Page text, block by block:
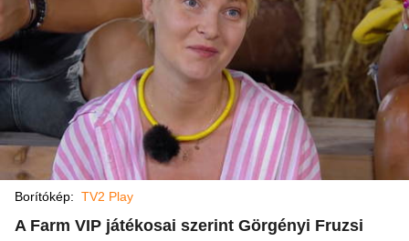
Borítókép: TV2 Play
A Farm VIP játékosai szerint Görgényi Fruzsi